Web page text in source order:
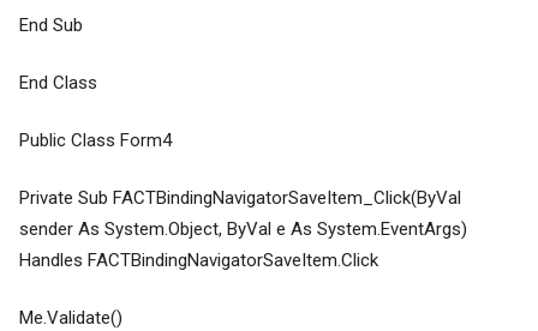
End Sub
End Class
Public Class Form4
Private Sub FACTBindingNavigatorSaveItem_Click(ByVal
sender As System.Object, ByVal e As System.EventArgs)
Handles FACTBindingNavigatorSaveItem.Click
Me.Validate()